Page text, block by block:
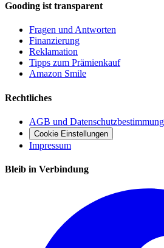
Gooding ist transparent
Fragen und Antworten
Finanzierung
Reklamation
Tipps zum Prämienkauf
Amazon Smile
Rechtliches
AGB und
Cookie Einstellungen
Impressum
Bleib in Verbindung